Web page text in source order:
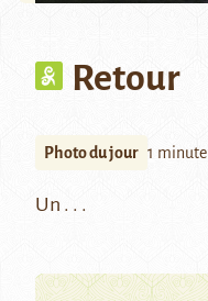
Retour
Photo du jour 1 minute
Un . . .